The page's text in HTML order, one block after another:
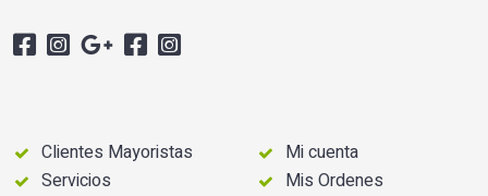
Clientes Mayoristas
Servicios
Mi cuenta
Mis Ordenes